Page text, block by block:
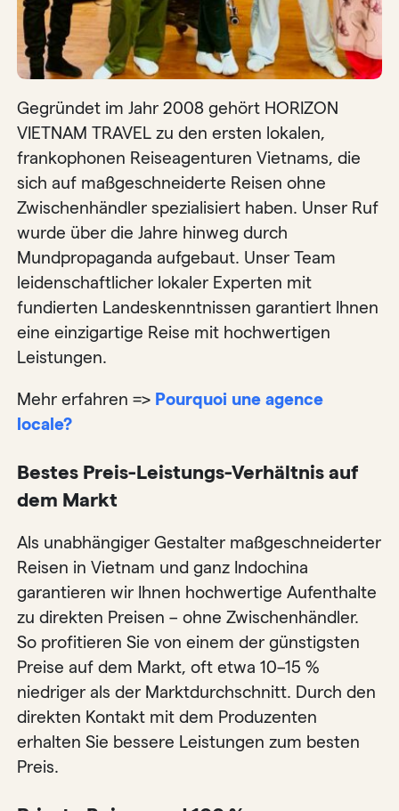
Gegründet im Jahr 2008 gehört HORIZON
VIETNAM TRAVEL zu den ersten lokalen,
frankophonen Reiseagenturen Vietnams, die
sich auf maßgeschneiderte Reisen ohne
Zwischenhändler spezialisiert haben. Unser Ruf
wurde über die Jahre hinweg durch
Mundpropaganda aufgebaut. Unser Team
leidenschaftlicher lokaler Experten mit
fundierten Landeskenntnissen garantiert Ihnen
eine einzigartige Reise mit hochwertigen
Leistungen.
Mehr erfahren => Pourquoi une agence
locale?
Bestes Preis-Leistungs-Verhältnis auf
dem Markt
Als unabhängiger Gestalter maßgeschneiderter
Reisen in Vietnam und ganz Indochina
garantieren wir Ihnen hochwertige Aufenthalte
zu direkten Preisen – ohne Zwischenhändler.
So profitieren Sie von einem der günstigsten
Preise auf dem Markt, oft etwa 10–15 %
niedriger als der Marktdurchschnitt. Durch den
direkten Kontakt mit dem Produzenten
erhalten Sie bessere Leistungen zum besten
Preis.